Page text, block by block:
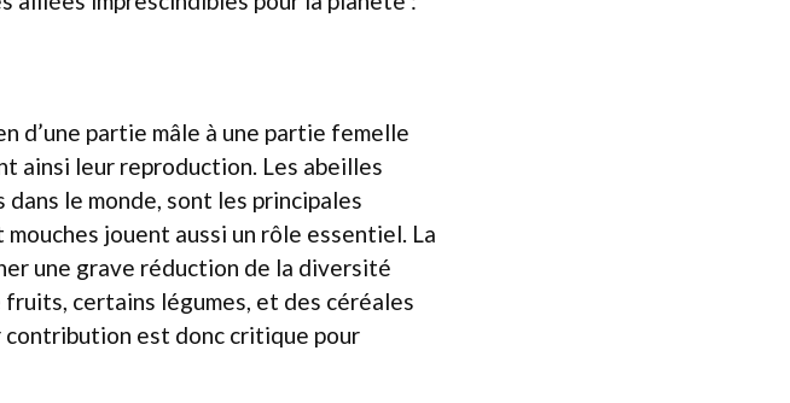
d’une partie mâle à une partie femelle
ainsi leur reproduction. Les abeilles
le monde, sont les principales
jouent aussi un rôle essentiel. La
une grave réduction de la diversité
certains légumes, et des céréales
contribution est donc critique pour